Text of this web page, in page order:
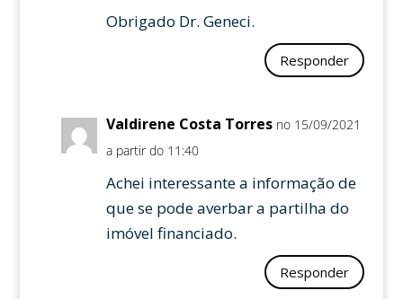
Obrigado Dr. Geneci.
Responder
Valdirene Costa Torres no 15/09/2021
a partir do 11:40
Achei interessante a informação de
que se pode averbar a partilha do
imóvel financiado.
Responder